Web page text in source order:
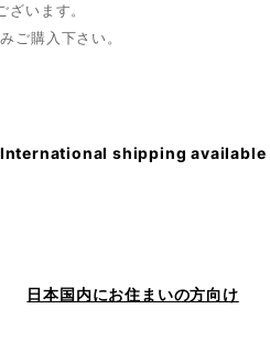
います。
ご購入下さい。
International shipping available
日本国内にお住まいの方向け